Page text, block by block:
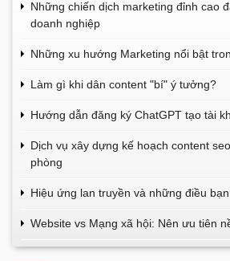
Những chiến dịch marketing đỉnh cao
doanh nghiệp
Những xu hướng Marketing nổi bật
Làm gì khi dân content "bí" ý tưởng?
Hướng dẫn đăng ký ChatGPT tạo tài
Dịch vụ xây dựng kế hoạch content
phòng
Hiệu ứng lan truyền và những điều
Website vs Mạng xã hội: Nên ưu tiên